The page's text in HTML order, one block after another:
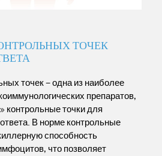
ТОЧЕК
точек – одна из наиболее
препаратов,
контрольные точки для
В норме контрольные
способность
что позволяет